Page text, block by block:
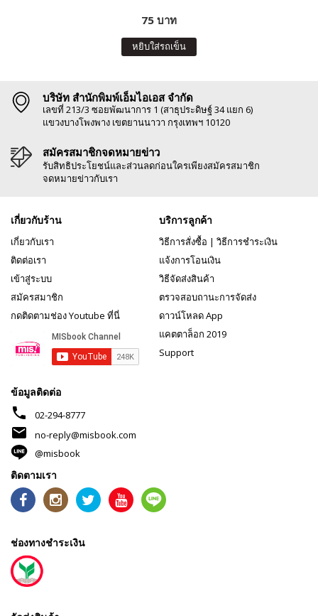
75 บาท
หยิบใส่รถเข็น
บริษัท สำนักพิมพ์เอ็มไอเอส จำกัด
เลขที่ 213/3 ซอยพัฒนาการ 1 (สาธุประดิษฐ์ 34 แยก 6)
แขวงบางโพงพาง เขตยานนาวา กรุงเทพฯ 10120
สมัครสมาชิกจดหมายข่าว
รับสิทธิประโยชน์และส่วนลดก่อนใครเพียงสมัครสมาชิก
จดหมายข่าวกับเรา
เกี่ยวกับร้าน
เกี่ยวกับเรา
ติดต่อเรา
เข้าสู่ระบบ
สมัครสมาชิก
กดติดตามช่อง Youtube ที่นี่
บริการลูกค้า
วิธีการสั่งซื้อ | วิธีการชำระเงิน
แจ้งการโอนเงิน
วิธีจัดส่งสินค้า
ตรวจสอบถานะการจัดส่ง
ดาวน์โหลด App
แคตตาล็อก 2019
Support
ข้อมูลติดต่อ
phone 02-294-8777
mail
no-reply@misbook.com
@misbook
ติดตามเรา
ช่องทางชำระเงิน